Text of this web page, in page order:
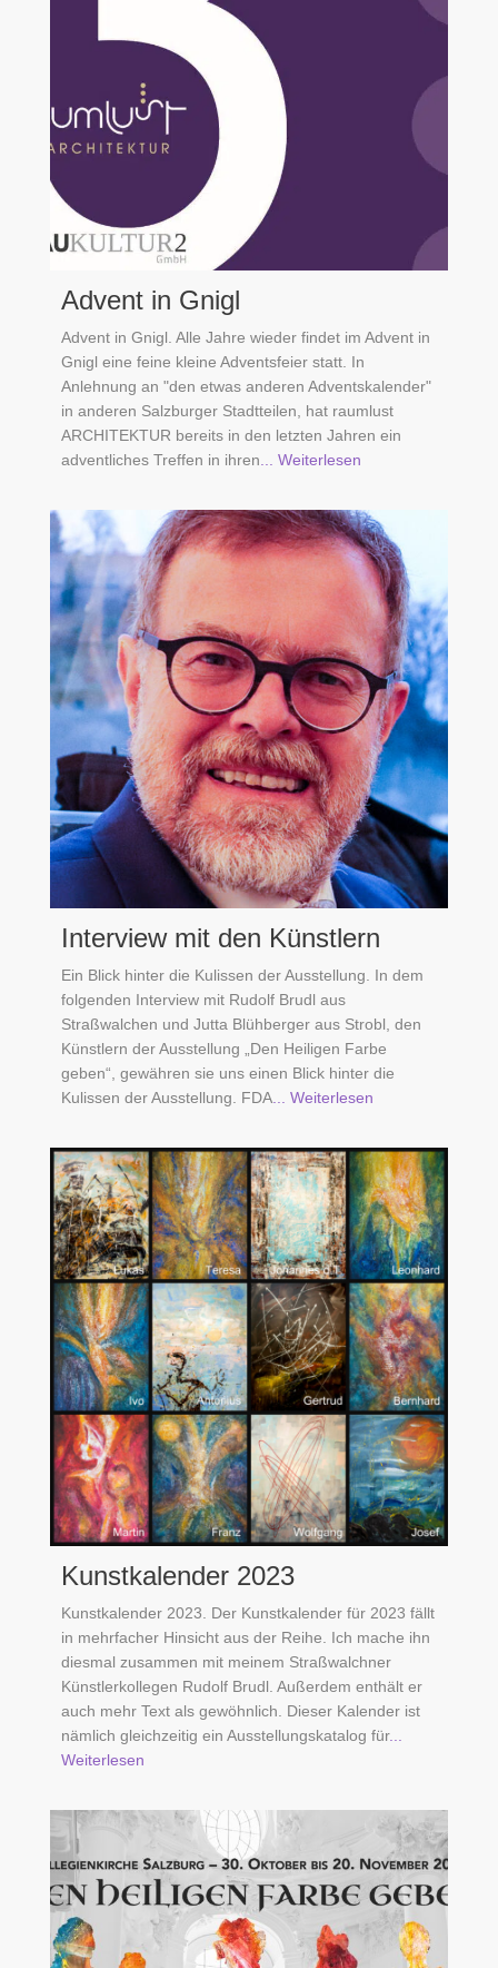
Advent in Gnigl
Advent in Gnigl. Alle Jahre wieder findet im Advent in
Gnigl eine feine kleine Adventsfeier statt. In
Anlehnung an "den etwas anderen Adventskalender"
in anderen Salzburger Stadtteilen, hat raumlust
ARCHITEKTUR bereits in den letzten Jahren ein
adventliches Treffen in ihren ... Weiterlesen
Interview mit den Künstlern
Ein Blick hinter die Kulissen der Ausstellung. In dem
folgenden Interview mit Rudolf Brudl aus
Straßwalchen und Jutta Blühberger aus Strobl, den
Künstlern der Ausstellung „Den Heiligen Farbe
geben“, gewähren sie uns einen Blick hinter die
Kulissen der Ausstellung. FDA ... Weiterlesen
Kunstkalender 2023
Kunstkalender 2023. Der Kunstkalender für 2023 fällt
in mehrfacher Hinsicht aus der Reihe. Ich mache ihn
diesmal zusammen mit meinem Straßwalchner
Künstlerkollegen Rudolf Brudl. Außerdem enthält er
auch mehr Text als gewöhnlich. Dieser Kalender ist
nämlich gleichzeitig ein Ausstellungskatalog für...
Weiterlesen